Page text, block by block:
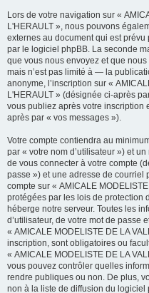
Lors de votre navigation sur «
L'HERAULT », nous pouvons
externes au document qui est
par le logiciel phpBB. La seconde
que vous nous envoyez et que
mais n’est pas limité à — la
anonyme, l’inscription sur «
L'HERAULT » (désignée ci-après
vous publiez après votre inscription
après par « vos messages »).
Votre compte contiendra au
par « votre nom d’utilisateur ») et
de vous connecter à votre compte
passe ») et une adresse de courriel
compte sur « AMICALE
protégées par les lois de protection
héberge notre serveur. Toutes les
d’utilisateur, de votre mot de passe
« AMICALE MODELISTE DE LA
inscription, sont obligatoires ou
« AMICALE MODELISTE DE LA
vous pouvez contrôler quelles
rendre publiques ou non. De plus,
non à la liste de diffusion du